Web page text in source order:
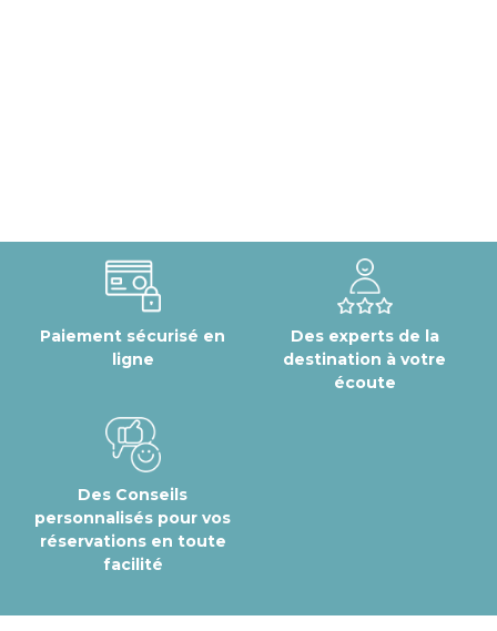
Paiement sécurisé en
ligne
Des experts de la
destination à votre
écoute
Des Conseils
personnalisés pour vos
réservations en toute
facilité